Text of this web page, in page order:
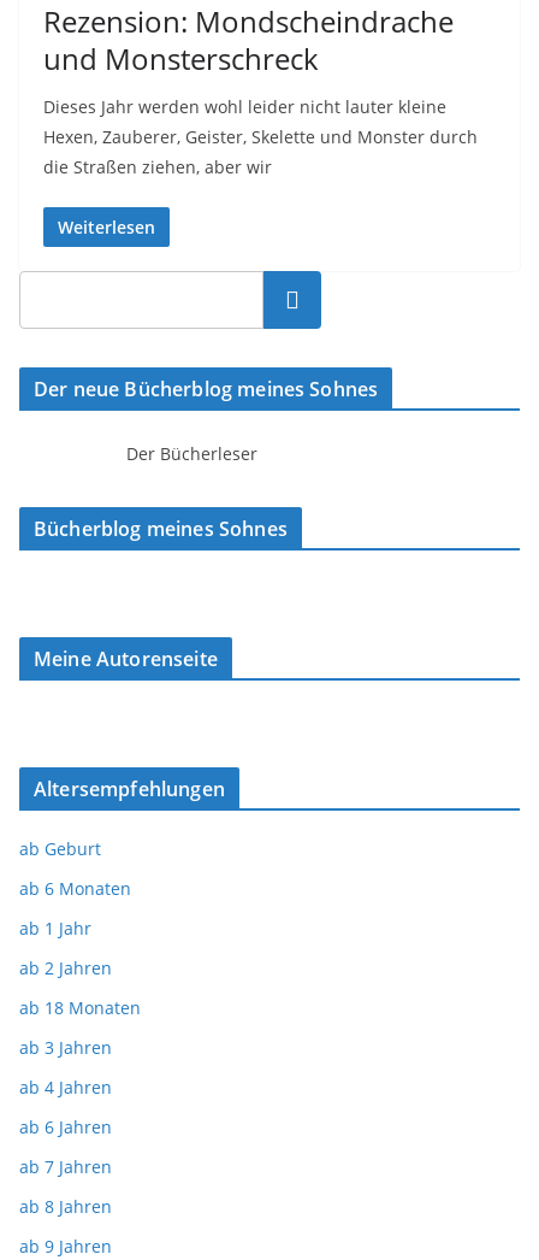
Rezension: Mondscheindrache
und Monsterschreck
Dieses Jahr werden wohl leider nicht lauter kleine
Hexen, Zauberer, Geister, Skelette und Monster durch
die Straßen ziehen, aber wir
Weiterlesen
Suchen
Der neue Bücherblog meines Sohnes
Der Bücherleser
Bücherblog meines Sohnes
Meine Autorenseite
Altersempfehlungen
ab Geburt
ab 6 Monaten
ab 1 Jahr
ab 2 Jahren
ab 18 Monaten
ab 3 Jahren
ab 4 Jahren
ab 6 Jahren
ab 7 Jahren
ab 8 Jahren
ab 9 Jahren